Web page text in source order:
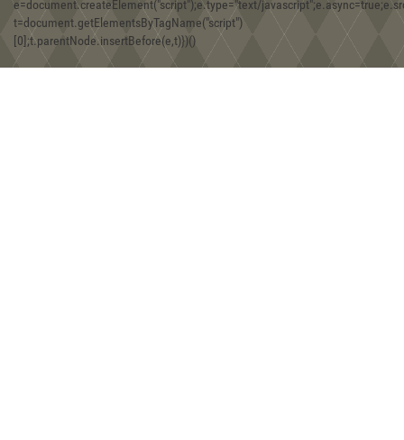
08:30, 30.12.2019
Игра Forgotten Realms: Demon Stone
e=document.createElement("script");e.type="text/
t=document.getElementsByTagName("script")
[0];t.parentNode.insertBefore(e,t)})()